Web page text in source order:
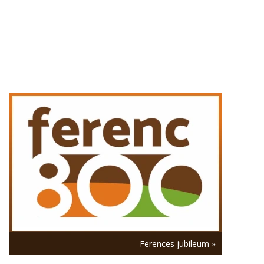
augusztus 6. | 11:18
Olaszország 1500 kilométeres Szent
Ferenc-zarándokút-hálózatot nyitott
Leó pápa assisi útja előtt
augusztus 6. | 10:32
Varga László püspök Pécsen: A
szentség nem a bűntelenség, hanem az
Istennel való kapcsolat gyümölcse
augusztus 6. | 9:48
Ferences jubileum »